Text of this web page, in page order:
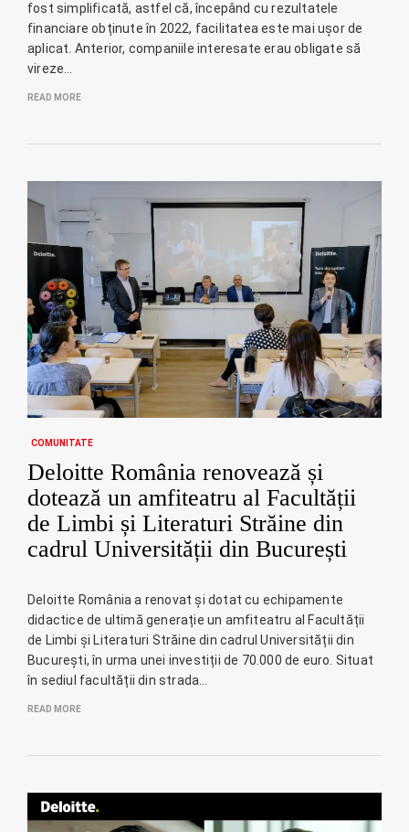
fost simplificată, astfel că, începând cu rezultatele
financiare obținute în 2022, facilitatea este mai ușor de
aplicat. Anterior, companiile interesate erau obligate să
vireze…
READ MORE
COMUNITATE
Deloitte România renovează și
dotează un amfiteatru al Facultății
de Limbi și Literaturi Străine din
cadrul Universității din București
Deloitte România a renovat și dotat cu echipamente
didactice de ultimă generație un amfiteatru al Facultății
de Limbi și Literaturi Străine din cadrul Universității din
București, în urma unei investiții de 70.000 de euro. Situat
în sediul facultății din strada…
READ MORE